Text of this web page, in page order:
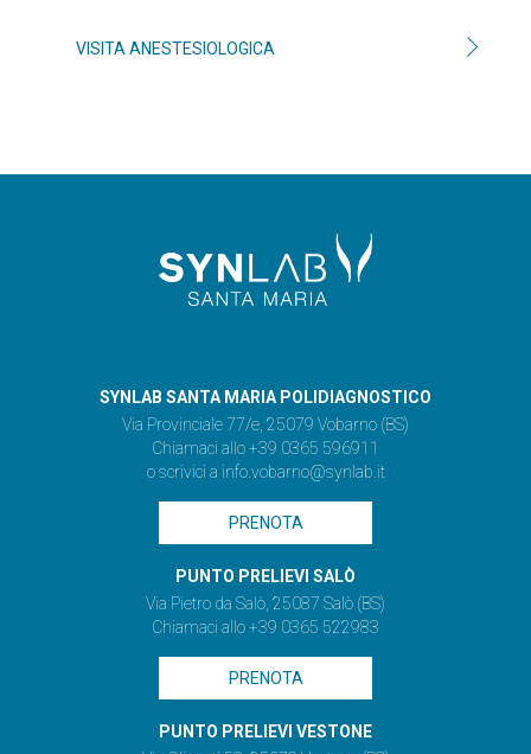
VISITA ANESTESIOLOGICA
SYNLAB SANTA MARIA POLIDIAGNOSTICO
Via Provinciale 77/e, 25079 Vobarno (BS)
Chiamaci allo +39 0365 596911
o scrivici a info.vobarno@synlab.it
PRENOTA
PUNTO PRELIEVI SALÒ
Via Pietro da Salò, 25087 Salò (BS)
Chiamaci allo +39 0365 522983
PRENOTA
PUNTO PRELIEVI VESTONE